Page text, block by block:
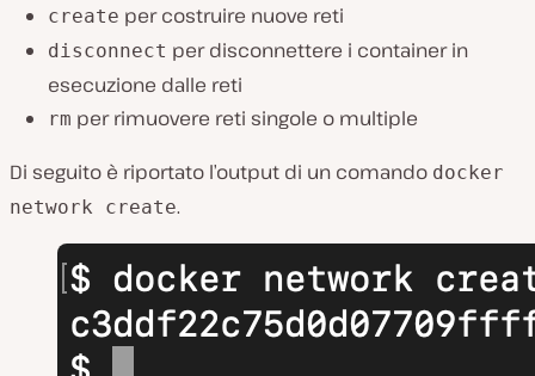
create per costruire nuove reti
disconnect per disconnettere i container in
esecuzione dalle reti
rm per rimuovere reti singole o multiple
Di seguito è riportato l’output di un comando docker
network create.